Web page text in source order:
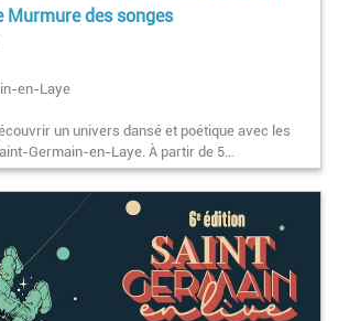
Murmure des songes
en-Laye
un univers dansé et poétique avec les
Germain-en-Laye. À partir de 5…